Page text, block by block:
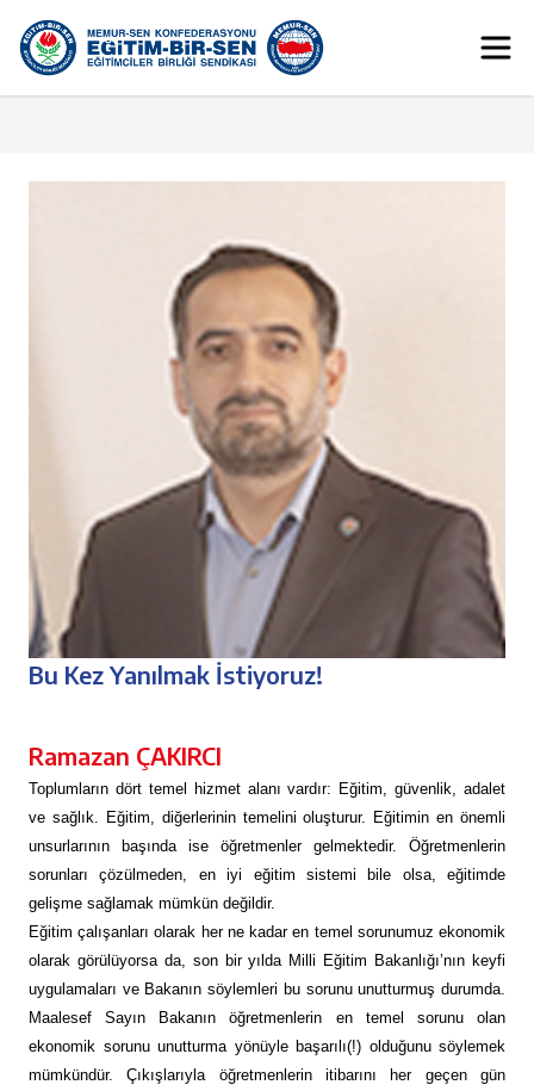
Bu Kez Yanılmak İstiyoruz!
Ramazan ÇAKIRCI
Toplumların dört temel hizmet alanı vardır: Eğitim, güvenlik, adalet
ve sağlık. Eğitim, diğerlerinin temelini oluşturur. Eğitimin en önemli
unsurlarının başında ise öğretmenler gelmektedir. Öğretmenlerin
sorunları çözülmeden, en iyi eğitim sistemi bile olsa, eğitimde
gelişme sağlamak mümkün değildir.
Eğitim çalışanları olarak her ne kadar en temel sorunumuz ekonomik
olarak görülüyorsa da, son bir yılda Milli Eğitim Bakanlığı’nın keyfi
uygulamaları ve Bakanın söylemleri bu sorunu unutturmuş durumda.
Maalesef Sayın Bakanın öğretmenlerin en temel sorunu olan
ekonomik sorunu unutturma yönüyle başarılı(!) olduğunu söylemek
mümkündür. Çıkışlarıyla öğretmenlerin itibarını her geçen gün